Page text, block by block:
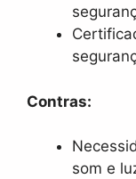
Contras:
som e